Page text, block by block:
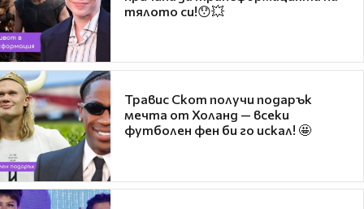
тялото си!😯💥
Травис Скот получи подарък
мечта от Холанд — всеки
футболен фен би го искал! 🤩